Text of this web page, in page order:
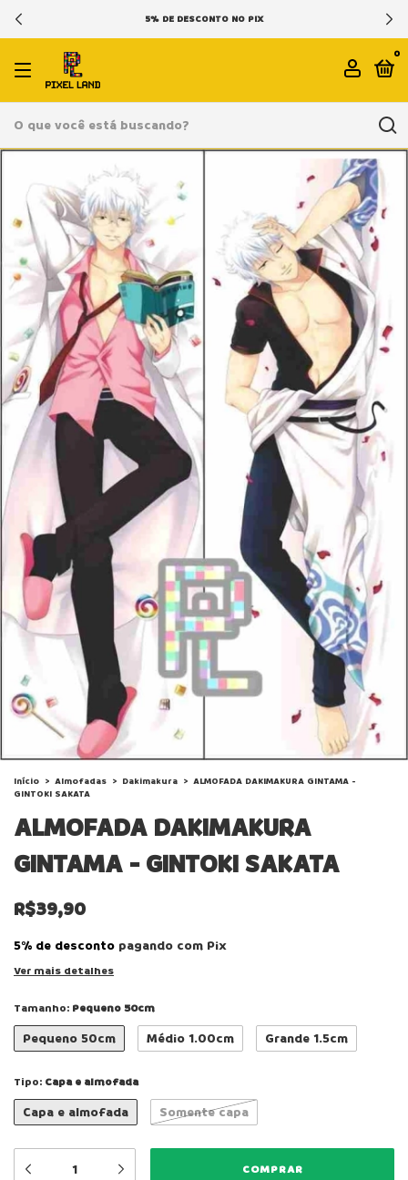
5% DE DESCONTO NO PIX
0
Início > Almofadas > Dakimakura > ALMOFADA DAKIMAKURA GINTAMA -
GINTOKI SAKATA
ALMOFADA DAKIMAKURA
GINTAMA - GINTOKI SAKATA
R$39,90
5% de desconto pagando com Pix
Ver mais detalhes
Tamanho: Pequeno 50cm
Pequeno 50cm Médio 1.00cm Grande 1.5cm
Tipo: Capa e almofada
Capa e almofada Somente capa